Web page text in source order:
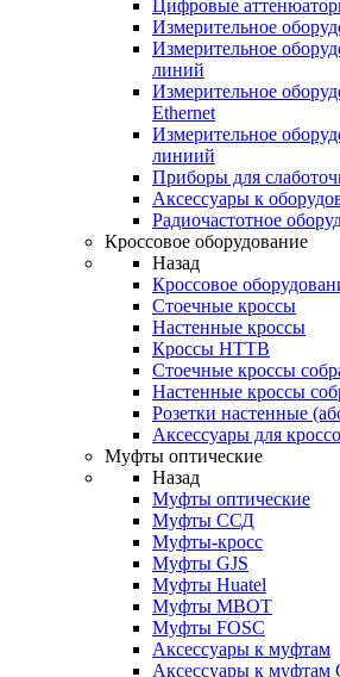
Цифровые
Измерительное
Измерительное
линий
Измерительное
Ethernet
Измерительное
линиий
Приборы для
Аксессуары к
Радиочастотное
Кроссовое оборудование
Назад
Кроссовое
Стоечные кроссы
Настенные кроссы
Кроссы HTTB
Стоечные кроссы
Настенные кроссы
Розетки настенные
Аксессуары для
Муфты оптические
Назад
Муфты оптические
Муфты ССД
Муфты-кросс
Муфты GJS
Муфты Huatel
Муфты МВОТ
Муфты FOSC
Аксессуары к муфтам
Аксессуары к